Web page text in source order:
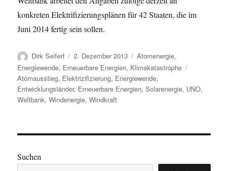
konkreten Elektrifizierungsplänen für 42 Staaten, die im
Juni 2014 fertig sein sollen.
Autor
Dirk Seifert
Veröffentlicht
am
2. Dezember 2013 Kategorien
Atomenergie,
Energiewende, Erneuerbare Energien, Klimakatastrophe
Atomausstieg, Elektrizifizierung, Energiewende,
Entwicklungsländer, Erneuerbare Energien,Solarenergie, UNO,
Weltbank,Windenergie,Windkraft
Suchen